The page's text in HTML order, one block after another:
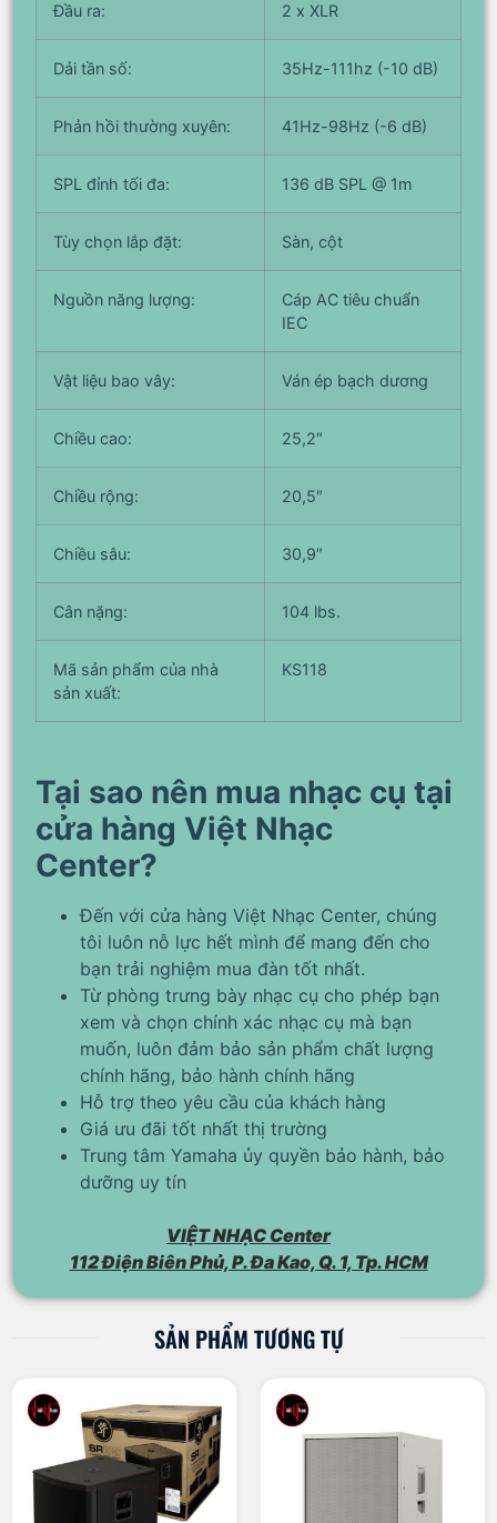
Đầu ra: 2 x XLR
Dải tần số: 35Hz-111hz (-10 dB)
Phản hồi thường xuyên: 41Hz-98Hz (-6 dB)
SPL đỉnh tối đa: 136 dB SPL @ 1m
Tùy chọn lắp đặt: Sàn, cột
Nguồn năng lượng:
Cáp AC tiêu chuẩn
IEC
Vật liệu bao vây: Ván ép bạch dương
Chiều cao: 25,2″
Chiều rộng: 20,5″
Chiều sâu: 30,9″
Cân nặng: 104 lbs.
Mã sản phẩm của nhà
sản xuất:
KS118
Tại sao nên mua nhạc cụ tại
cửa hàng Việt Nhạc
Center?
Đến với cửa hàng Việt Nhạc Center, chúng
tôi luôn nỗ lực hết mình để mang đến cho
bạn trải nghiệm mua đàn tốt nhất.
Từ phòng trưng bày nhạc cụ cho phép bạn
xem và chọn chính xác nhạc cụ mà bạn
muốn, luôn đảm bảo sản phẩm chất lượng
chính hãng, bảo hành chính hãng
Hỗ trợ theo yêu cầu của khách hàng
Giá ưu đãi tốt nhất thị trường
Trung tâm Yamaha ủy quyền bảo hành, bảo
dưỡng uy tín
VIỆT NHẠC Center
112 Điện Biên Phủ, P. Đa Kao, Q. 1, Tp. HCM
SẢN PHẨM TƯƠNG TỰ